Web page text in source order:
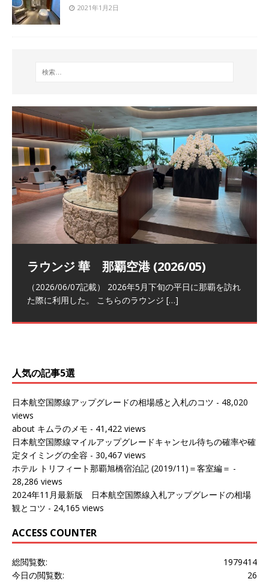
2021年1月2日
祝！日本航空・マリオットの戦略パー
トナーシップによるFOP無料付与とス
テイタスマッチ
ラウンジ 華 那覇空港 (2026/05)
（2026/06/07記載） 2026年5月下旬の平日に那覇を訪れ
た際に利用した。 こちらのラウンジ […]
The Coral Executive Lounge スワ
ンナプーム国際空港国内線ラウンジ
(2026/01)
日本航空 羽田空港国際線ファースト
クラスラウンジ (2026/01)
（2026/03/18記載） 2026年1月、毎年恒例の新年の羽田
バンコクエアウェイズ スワンナプー
ム国際空港国内線ラウンジ (2026/01)
（2026/03/13記載） 2026年1月上旬にバンコク経由でチ
人気の記事5選
日本航空国際線アップグレードの相場感と入札のコツ - 48,020
views
about キムラのメモ - 41,422 views
日本航空国際線マイルアップグレードキャンセル待ちの確率や確
定タイミングの全容 - 30,467 views
ホテル トリフィート那覇旭橋宿泊記 (2019/11)＝客室編＝ -
28,286 views
2024年11月最新版 日本航空国際線入札アップグレードの相場
観とコツ - 24,165 views
ACCESS COUNTER
1979414
総閲覧数:
26
今日の閲覧数: